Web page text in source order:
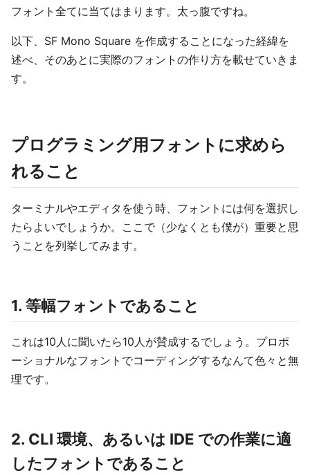
フォント全てに当てはまります。太っ腹ですね。
以下、SF Mono Square を作成することになった経緯を
述べ、そのあとに実際のフォントの作り方を載せていきま
す。
プログラミング用フォントに求めら
れること
ターミナルやエディタを使う時、フォントには何を選択し
たらよいでしょうか。ここで（少なくとも僕が）重要と思
うことを列挙してみます。
1. 等幅フォントであること
これは10人に聞いたら10人が賛成するでしょう。プロポ
ーショナルなフォントでコーディングするなんて色々と無
理です。
2. CLI 環境、あるいは IDE での作業に適
したフォントであること